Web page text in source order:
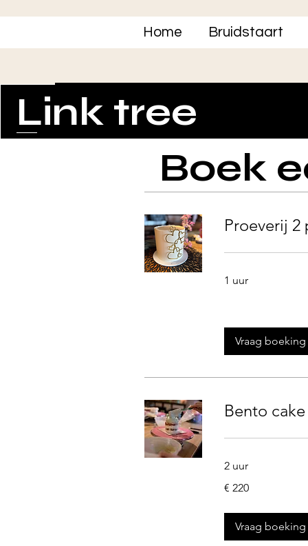
Home Bruidstaart
Link tree
Boek
Proeverij 2
1 uur
Vraag boeking
Bento
2 uur
euro
€ 220
Vraag boeking